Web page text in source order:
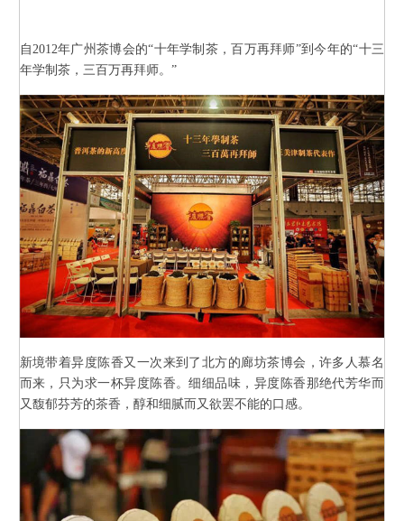
自2012年广州茶博会的“十年学制茶，百万再拜师”到今年的“十三
年学制茶，三百万再拜师。”
新境带着异度陈香又一次来到了北方的廊坊茶博会，许多人慕名
而来，只为求一杯异度陈香。细细品味，异度陈香那绝代芳华而
又馥郁芬芳的茶香，醇和细腻而又欲罢不能的口感。